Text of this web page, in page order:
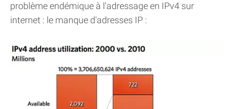
problème endémique à l'adressage en IPv4 sur
internet : le manque d'adresses IP :